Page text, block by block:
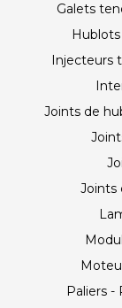
Galets
Injecteurs
Joints de
Joints
Paliers